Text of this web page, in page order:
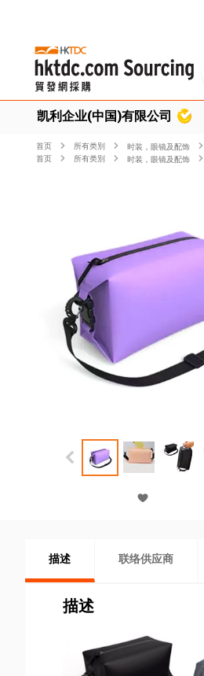
凯利企业(中国)有限公司
首页 所有类別 时装，眼镜及配饰
首页
所有类別 时装，眼镜及配饰
描述 联络供应商
描述